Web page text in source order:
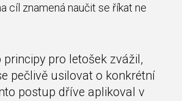
cíl znamená naučit se říkat ne
principy pro letošek zvážil,
pečlivě usilovat o konkrétní
postup dříve aplikoval v